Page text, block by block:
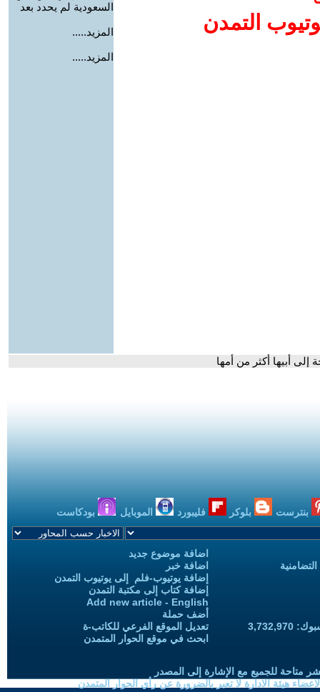
التمدن
السعودية لم يحدد بعد
المزيد.....
المزيد.....
أبيها أكثر من أمها
بنترست بلوكر فليبورد الموبايل بودكاست
اضافة موضوع جديد
اضافة خبر
إضافة يوتيوب-فلم إلى يوتيوب التمدن
إضافة كتاب إلى مكتبة التمدن
Add new article - English
أضف حملة
تعديل الموقع الفرعي للكاتب-ة
ابحث في موقع الحوار المتمدن
متاحة للجميع مع الإشارة إلى المصدر
هيئة الادارة لا تعبر بالضرورة عن رأي الحوار المتمدن